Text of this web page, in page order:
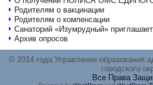
Родителям о вакцинации
Родителям о компенсации
Санаторий «Изумрудный»
Архив опросов
© 2014 года Управление образования
городского
Все Права